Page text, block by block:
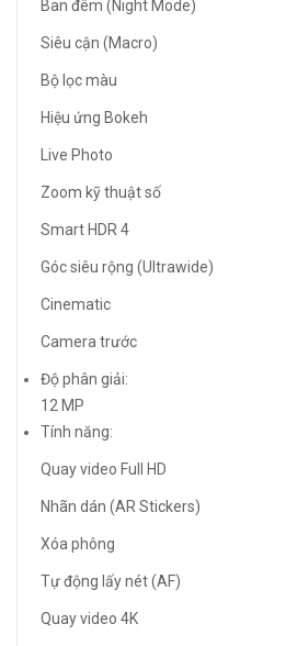
Ban đêm (Night Mode)
Siêu cận (Macro)
Bộ lọc màu
Hiệu ứng Bokeh
Live Photo
Zoom kỹ thuật số
Smart HDR 4
Góc siêu rộng (Ultrawide)
Cinematic
Camera trước
Độ phân giải:
12 MP
Tính năng:
Quay video Full HD
Nhãn dán (AR Stickers)
Xóa phông
Tự động lấy nét (AF)
Quay video 4K